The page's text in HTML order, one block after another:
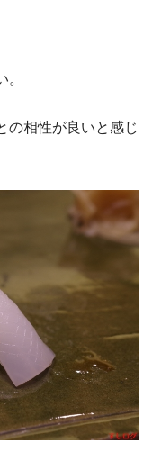
の相性が良いと感じ